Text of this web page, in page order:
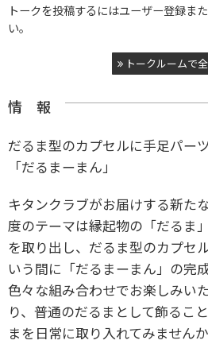
トークを投稿するにはユーザー登録ま
い。
トークルームで
情 報
だるま型のカプセルに手足パー
「だるまーまん」
キタンクラブがお届けする新た
度のテーマは縁起物の「だるま
を取り出し、だるま型のカプセ
いう間に「だるまーまん」の完
色々な組み合わせでお楽しみいた
り、普通のだるまとして飾るこ
まを日常に取り入れてみません